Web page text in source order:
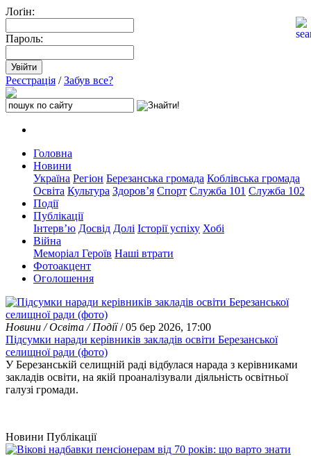
Лоґін:
Пароль:
Реєстрація /Забув все?
Головна
Новини
Україна Регіон Березанська громада Коблівська громада
Освіта Культура Здоров’я Спорт Служба 101 Служба 102
Події
Публікації
Інтерв’ю Досвід Долі Історії успіху Хобі
Війна
Меморіал Героїв Наші втрати
Фотоакцент
Оголошення
Новини / Освіта / Події/ 05 бер 2026, 17:00
Підсумки наради керівників закладів освіти Березанської
селищної ради (фото)
У Березанській селищній раді відбулася нарада з керівниками
закладів освіти, на якій проаналізували діяльність освітньої
галузі громади.
Новини Публікації